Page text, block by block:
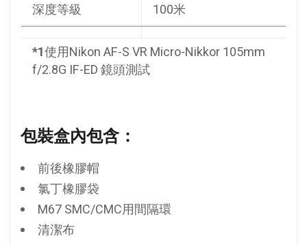
深度等級
100米
*1使用Nikon AF-S VR Micro-Nikkor 105mm
f/2.8G IF-ED 鏡頭測試
包裝盒內包含：
前後橡膠帽
氯丁橡膠袋
M67 SMC/CMC用間隔環
清潔布